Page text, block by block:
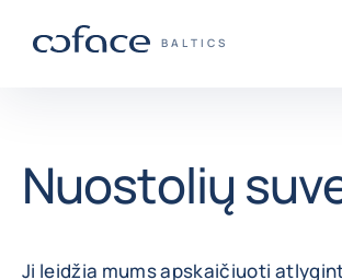
„COFACE“ FOR
BALTICS
Grįžti į pradžią
Nuostolių
Ji leidžia mums apskaičiuoti